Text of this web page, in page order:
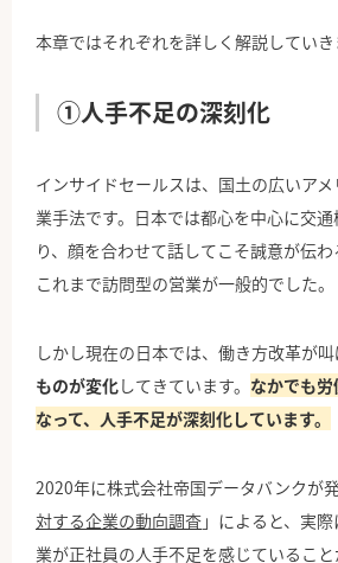
本章ではそれぞれを詳しく解説していき
①人手不足の深刻化
インサイドセールスは、国土の広いア
業手法です。日本では都心を中心に交
り、顔を合わせて話してこそ誠意が伝
これまで訪問型の営業が一般的でした。
しかし現在の日本では、働き方改革が叫
ものが変化してきています。 なかでも
なって、人手不足が深刻化しています。
2020年に株式会社帝国データバンクが
対する企業の動向調査 」によると、実
業が正社員の人手不足を感じていること